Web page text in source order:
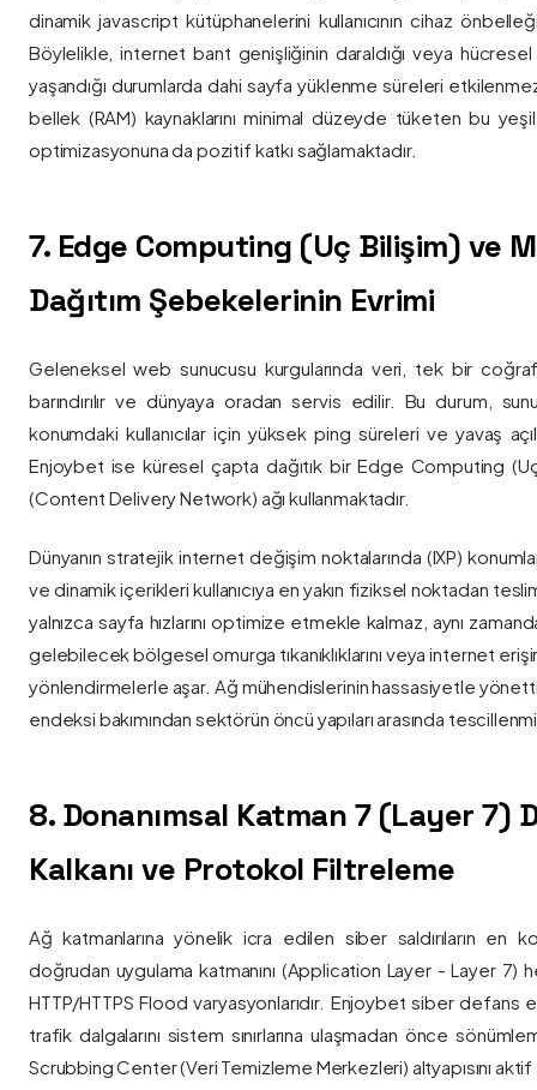
dinamik javascript kütüphanelerini kullanıcının cihaz
Böylelikle, internet bant genişliğinin daraldığı veya
yaşandığı durumlarda dahi sayfa yüklenme süreleri
bellek (RAM) kaynaklarını minimal düzeyde tüketen bu yeşil
optimizasyonuna da pozitif katkı sağlamaktadır.
7. Edge Computing (Uç Bilişim) ve
Dağıtım Şebekelerinin Evrimi
Geleneksel web sunucusu kurgularında veri, tek bir
barındırılır ve dünyaya oradan servis edilir. Bu durum,
konumdaki kullanıcılar için yüksek ping süreleri ve yavaş
Enjoybet ise küresel çapta dağıtık bir Edge Computing
(Content Delivery Network) ağı kullanmaktadır.
Dünyanın stratejik internet değişim noktalarında (IXP)
ve dinamik içerikleri kullanıcıya en yakın fiziksel noktadan
yalnızca sayfa hızlarını optimize etmekle kalmaz, aynı
gelebilecek bölgesel omurga tıkanıklıklarını veya internet
yönlendirmelerle aşar. Ağ mühendislerinin hassasiyetle
endeksi bakımından sektörün öncü yapıları arasında
8. Donanımsal Katman 7 (Layer 7)
Kalkanı ve Protokol Filtreleme
Ağ katmanlarına yönelik icra edilen siber saldırıların en
doğrudan uygulama katmanını (Application Layer - Layer 7)
HTTP/HTTPS Flood varyasyonlarıdır. Enjoybet siber
trafik dalgalarını sistem sınırlarına ulaşmadan önce
Scrubbing Center (Veri Temizleme Merkezleri) altyapısını